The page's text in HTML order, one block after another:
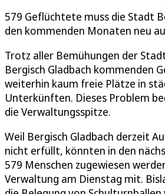
579 Geflüchtete muss die Stadt
den kommenden Monaten neu
Trotz aller Bemühungen der
Bergisch Gladbach kommenden
weiterhin kaum freie Plätze in
Unterkünften. Dieses Problem
die Verwaltungsspitze.
Weil Bergisch Gladbach derzeit
nicht erfüllt, könnten in den
579 Menschen zugewiesen
Verwaltung am Dienstag mit.